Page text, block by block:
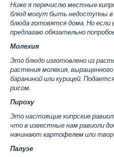
Ниже я перечислю местные
блюд могут быть недоступны в
блюда готовятся дома. Но если
предлагаю обязательно
Молехия
Это блюдо изготовлено из
растения молехия,
бараниной или курицей.
рисом.
Пироху
Это настоящие кипрские
что в известные нам равиоли
начинают картофелем или
Палузе